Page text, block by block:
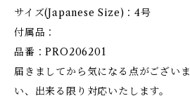
サイズ(Japanese Size)：4号
付属品：
品番：PRO206201
届きましてから気になる点がござい
い、出来る限り対応いたします。